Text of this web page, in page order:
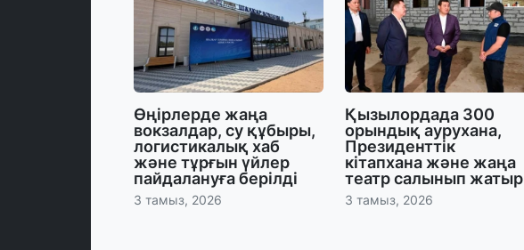
Өңірлерде жаңа
вокзалдар, су құбыры,
логистикалық хаб
және тұрғын үйлер
пайдалануға берілді
3 тамыз, 2026
Қызылордада 300
орындық аурухана,
Президенттік
кітапхана және жаңа
театр салынып жатыр
3 тамыз, 2026